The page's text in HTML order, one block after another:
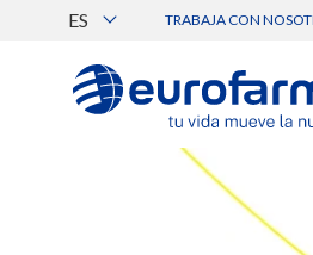
ES TRABAJA CON